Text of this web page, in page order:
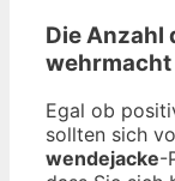
Die Anzahl
Egal ob
sollten sich
wendejacke-